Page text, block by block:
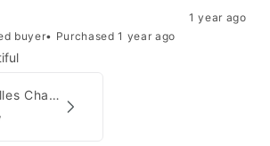
1 year ago
buyer• Purchased 1 year ago
Boucles d'oreilles Chanel 2001